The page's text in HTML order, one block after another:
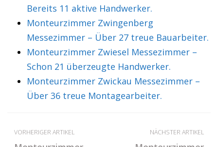
Bereits 11 aktive Handwerker.
Monteurzimmer Zwingenberg
Messezimmer – Über 27 treue Bauarbeiter.
Monteurzimmer Zwiesel Messezimmer –
Schon 21 überzeugte Handwerker.
Monteurzimmer Zwickau Messezimmer –
Über 36 treue Montagearbeiter.
VORHERIGER ARTIKEL NÄCHSTER ARTIKEL